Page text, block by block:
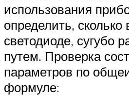
использования
определить, сколько
светодиоде, сугубо
путем. Проверка
параметров по
формуле: